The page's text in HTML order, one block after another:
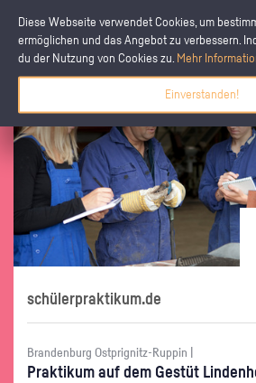
Diese Webseite verwendet Cookies, um
ermöglichen und das Angebot zu verbessern.
du der Nutzung von Cookies zu. Mehr
Einverstanden!
schülerpraktikum.de
Brandenburg Ostprignitz-Ruppin |
Prak­ti­kum auf dem Ge­stüt